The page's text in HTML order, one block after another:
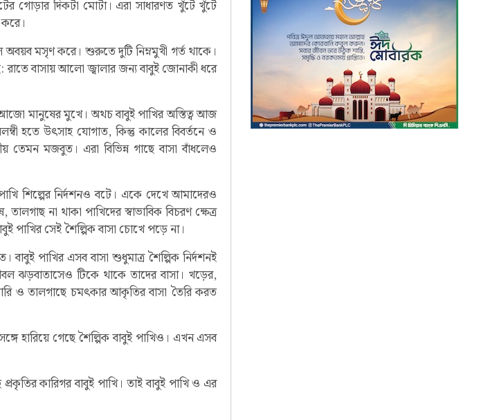
দিকটা মোটা। এরা সাধারণত খুঁটে খুঁটে
অবয়ব মসৃণ করে। শুরুতে দুটি নিম্নমুখী গর্ত থাকে।
বাসায় আলো জ্বালার জন্য বাবুই জোনাকী ধরে
আজো মানুষের মুখে। অথচ বাবুই পাখির অস্তিত্ব আজ
হতে উৎসাহ যোগাত, কিন্তু কালের বিবর্তনে ও
তেমন মজবুত। এরা বিভিন্ন গাছে বাসা বাঁধলেও
শিল্পের নির্দশনও বটে। একে দেখে আমাদেরও
না থাকা পাখিদের স্বাভাবিক বিচরণ ক্ষেত্র
পাখির সেই শৈল্পিক বাসা চোখে পড়ে না।
পাখির এসব বাসা শুধুমাত্র শৈল্পিক নির্দশনই
ঝড়বাতাসেও টিকে থাকে তাদের বাসা। খড়ের,
ও তালগাছে চমৎকার আকৃতির বাসা তৈরি করত
হারিয়ে গেছে শৈল্পিক বাবুই পাখিও। এখন এসব
কারিগর বাবুই পাখি। তাই বাবুই পাখি ও এর
hold meeting in Dhaka